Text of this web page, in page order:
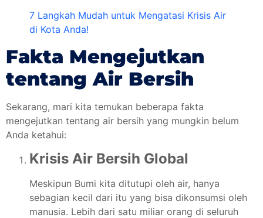
7 Langkah Mudah untuk Mengatasi Krisis Air
di Kota Anda!
Fakta Mengejutkan
tentang Air Bersih
Sekarang, mari kita temukan beberapa fakta
mengejutkan tentang air bersih yang mungkin belum
Anda ketahui:
Krisis Air Bersih Global
Meskipun Bumi kita ditutupi oleh air, hanya
sebagian kecil dari itu yang bisa dikonsumsi oleh
manusia. Lebih dari satu miliar orang di seluruh